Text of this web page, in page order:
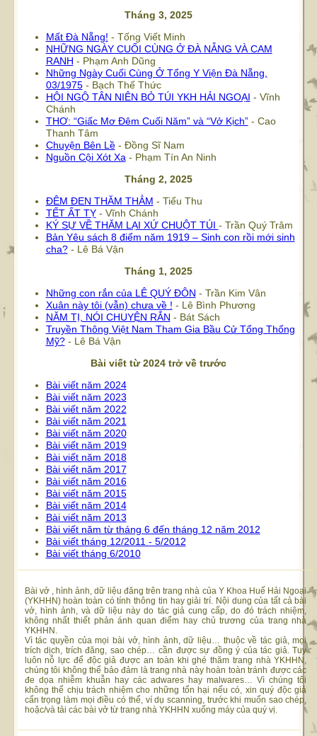
Tháng 3, 2025
Mất Đà Nẵng! - Tống Viết Minh
NHỮNG NGÀY CUỐI CÙNG Ở ĐÀ NẴNG VÀ CAM
RANH - Phạm Anh Dũng
Những Ngày Cuối Cùng Ở Tổng Y Viện Đà Nẵng,
03/1975- Bạch Thế Thức
HỘI NGỘ TÂN NIÊN BỎ TÚI YKH HẢI NGOẠI - Vĩnh
Chánh
THƠ: “Giấc Mơ Đêm Cuối Năm” và “Vở Kịch”- Cao
Thanh Tâm
Chuyện Bên Lề- Đồng Sĩ Nam
Nguồn Cội Xót Xa - Phạm Tín An Ninh
Tháng 2, 2025
ĐÊM ĐEN THĂM THẲM - Tiểu Thu
TẾT ẤT TỴ- Vĩnh Chánh
KÝ SỰ VỀ THĂM LẠI XỨ CHUỘT TÚI - Trần Quý Trâm
Bản Yêu sách 8 điểm năm 1919 – Sinh con rồi mới sinh
cha?- Lê Bá Vận
Tháng 1, 2025
Những con rắn của LÊ QUÝ ĐÔN - Trần Kim Vân
Xuân này tôi (vẫn) chưa về ! - Lê Bình Phương
NĂM TỊ, NÓI CHUYỆN RẮN - Bát Sách
Truyền Thông Việt Nam Tham Gia Bầu Cử Tổng Thống
Mỹ?- Lê Bá Vận
Bài viết từ 2024 trở về trước
Bài viết năm 2024
Bài viết năm 2023
Bài viết năm 2022
Bài viết năm 2021
Bài viết năm 2020
Bài viết năm 2019
Bài viết năm 2018
Bài viết năm 2017
Bài viết năm 2016
Bài viết năm 2015
Bài viết năm 2014
Bài viết năm 2013
Bài viết năm từ tháng 6 đến tháng 12 năm 2012
Bài viết tháng 12/2011 - 5/2012
Bài viết tháng 6/2010
Bài vở , hình ảnh, dữ liệu đăng trên trang nhà của Y Khoa Huế Hải Ngoại
(YKHHN) hoàn toàn có tính thông tin hay giải trí. Nội dung của tất cả bài
vở, hình ảnh, và dữ liệu này do tác giả cung cấp, do đó trách nhiệm,
không nhất thiết phản ánh quan điểm hay chủ trương của trang nhà
YKHHN.
Vì tác quyền của mọi bài vở, hình ảnh, dữ liệu… thuộc về tác giả, mọi
trích dịch, trích đăng, sao chép… cần được sự đồng ý của tác giả. Tuy
luôn nỗ lực để độc giả được an toàn khi ghé thăm trang nhà YKHHN,
chúng tôi không thể bảo đảm là trang nhà này hoàn toàn tránh được các
đe dọa nhiễm khuẫn hay các adwares hay malwares… Vì chúng tôi
không thể chịu trách nhiệm cho những tổn hại nếu có, xin quý độc giả
cẩn trọng làm mọi điều có thể, ví dụ scanning, trước khi muốn sao chép,
hoặc/và tải các bài vở từ trang nhà YKHHN xuống máy của quý vị.